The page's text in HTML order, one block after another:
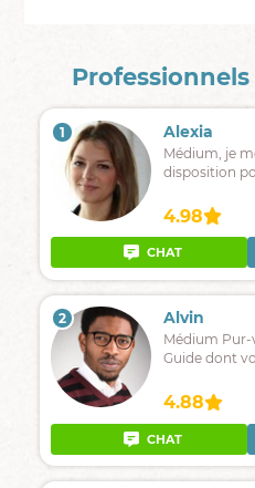
1 Alexia
Médium, je
disposition
4.98
CHAT
2 Alvin
Médium
Guide dont
4.88
CHAT